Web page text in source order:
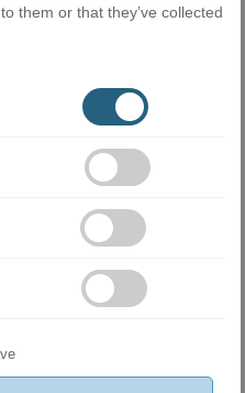
да отоплите или
температура,
намали консумацията на
them or that they’ve collected